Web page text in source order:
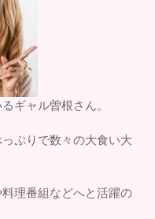
ギャル曽根さん。
ぷりで数々の大食い大
理番組などへと活躍の